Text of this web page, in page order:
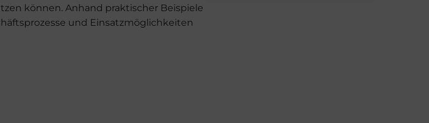
können. Anhand praktischer Beispiele
und Einsatzmöglichkeiten